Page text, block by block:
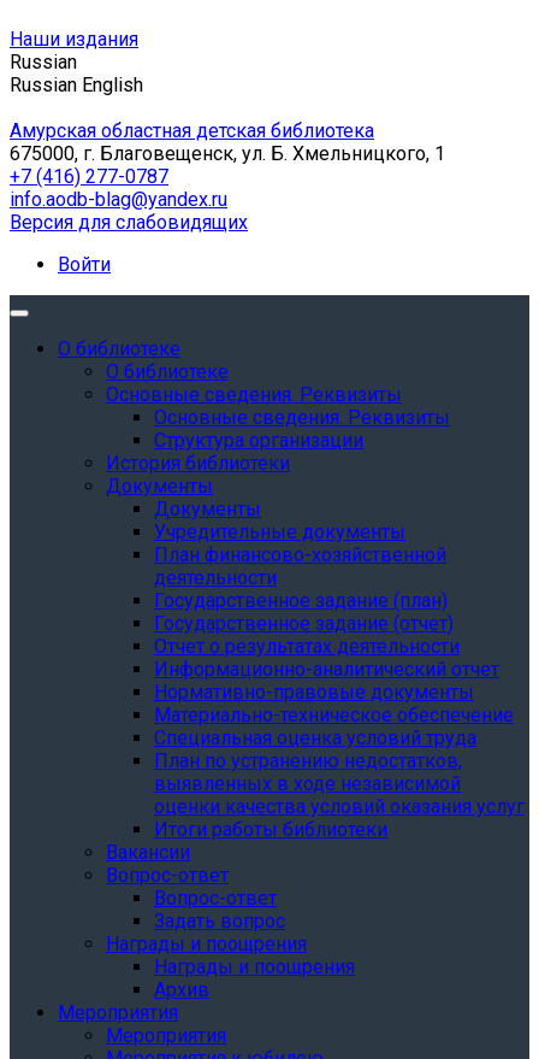
Наши издания
Russian
Russian English
Амурская областная детская библиотека
675000, г. Благовещенск, ул. Б. Хмельницкого, 1
+7 (416) 277-0787
info.aodb-blag@yandex.ru
Версия для слабовидящих
Войти
О библиотеке
О библиотеке
Основные сведения. Реквизиты
Основные сведения. Реквизиты
Структура организации
История библиотеки
Документы
Документы
Учредительные документы
План финансово-хозяйственной
деятельности
Государственное задание (план)
Государственное задание (отчет)
Отчет о результатах деятельности
Информационно-аналитический отчет
Нормативно-правовые документы
Материально-техническое обеспечение
Специальная оценка условий труда
План по устранению недостатков,
выявленных в ходе независимой
оценки качества условий оказания услуг
Итоги работы библиотеки
Вакансии
Вопрос-ответ
Вопрос-ответ
Задать вопрос
Награды и поощрения
Награды и поощрения
Архив
Мероприятия
Мероприятия